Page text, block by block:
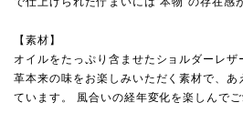
【素材】
オイルをたっぷり含ませたショルダーレザ
革本来の味をお楽しみいただく素材で、あ
ています。 風合いの経年変化を楽しんで